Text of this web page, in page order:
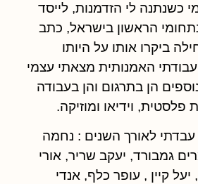
כשנתנה לי הזדמנות, לייסד
הראשון בישראל, כתב
ביקרו אותו על היותו
האמנותית מצאתי עצמי
הן בתרגום והן בעבודה
וידיאו ומוזיקה.
עבדתי לאורך השנים : נחמה
גמבורד, יעקב שריר, אורי
קיין , עופר כלף, אנדי